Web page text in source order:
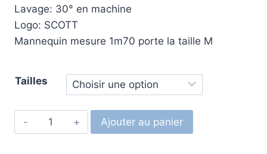
Lavage: 30° en machine
Logo: SCOTT
Mannequin mesure 1m70 porte la taille M
Tailles
Ajouter au panier